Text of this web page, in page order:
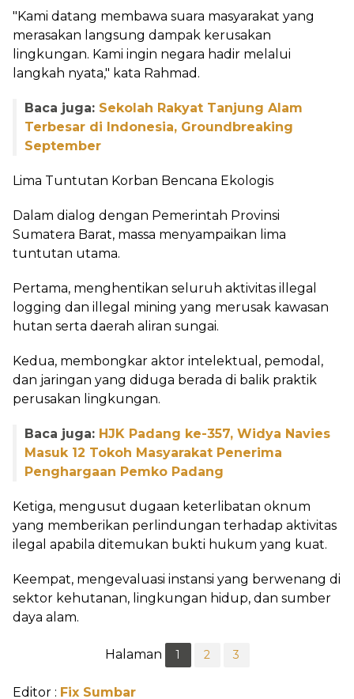
"Kami datang membawa suara masyarakat yang
merasakan langsung dampak kerusakan
lingkungan. Kami ingin negara hadir melalui
langkah nyata," kata Rahmad.
Baca juga: Sekolah Rakyat Tanjung Alam
Terbesar di Indonesia, Groundbreaking
September
Lima Tuntutan Korban Bencana Ekologis
Dalam dialog dengan Pemerintah Provinsi
Sumatera Barat, massa menyampaikan lima
tuntutan utama.
Pertama, menghentikan seluruh aktivitas illegal
logging dan illegal mining yang merusak kawasan
hutan serta daerah aliran sungai.
Kedua, membongkar aktor intelektual, pemodal,
dan jaringan yang diduga berada di balik praktik
perusakan lingkungan.
Baca juga: HJK Padang ke-357, Widya Navies
Masuk 12 Tokoh Masyarakat Penerima
Penghargaan Pemko Padang
Ketiga, mengusut dugaan keterlibatan oknum
yang memberikan perlindungan terhadap aktivitas
ilegal apabila ditemukan bukti hukum yang kuat.
Keempat, mengevaluasi instansi yang berwenang di
sektor kehutanan, lingkungan hidup, dan sumber
daya alam.
Halaman 1 2 3
Editor : Fix Sumbar